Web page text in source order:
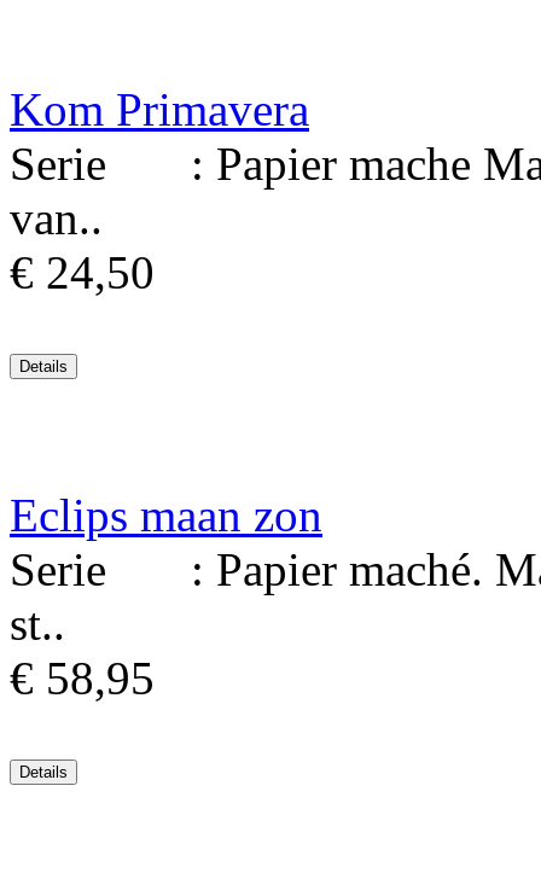
Kom Primavera
Serie : Papier mache
van..
€ 24,50
Eclips maan zon
Serie : Papier maché.
st..
€ 58,95